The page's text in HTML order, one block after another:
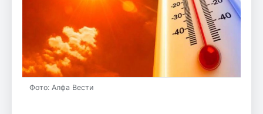
Фото: Алфа Вести